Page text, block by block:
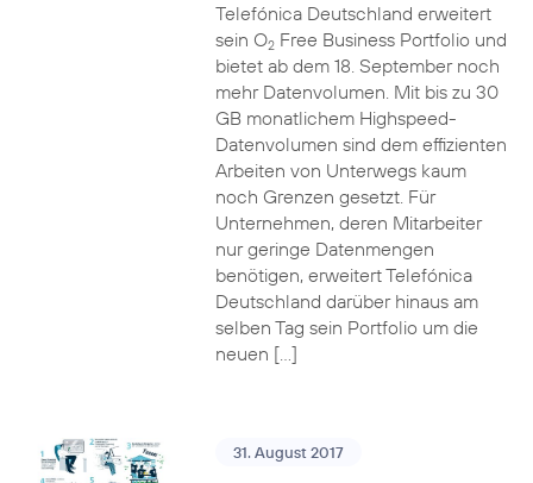
Telefónica Deutschland erweitert
sein O2Free Business Portfolio und
bietet ab dem 18. September noch
mehr Datenvolumen. Mit bis zu 30
GB monatlichem Highspeed-
Datenvolumen sind dem effizienten
Arbeiten von Unterwegs kaum
noch Grenzen gesetzt. Für
Unternehmen, deren Mitarbeiter
nur geringe Datenmengen
benötigen, erweitert Telefónica
Deutschland darüber hinaus am
selben Tag sein Portfolio um die
neuen […]
31. August 2017